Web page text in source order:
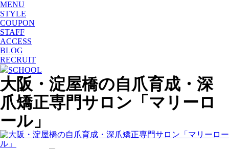
MENU
STYLE
COUPON
STAFF
ACCESS
BLOG
RECRUIT
SCHOOL
大阪・淀屋橋の自爪育成・深
爪矯正専門サロン「マリーロ
ール」